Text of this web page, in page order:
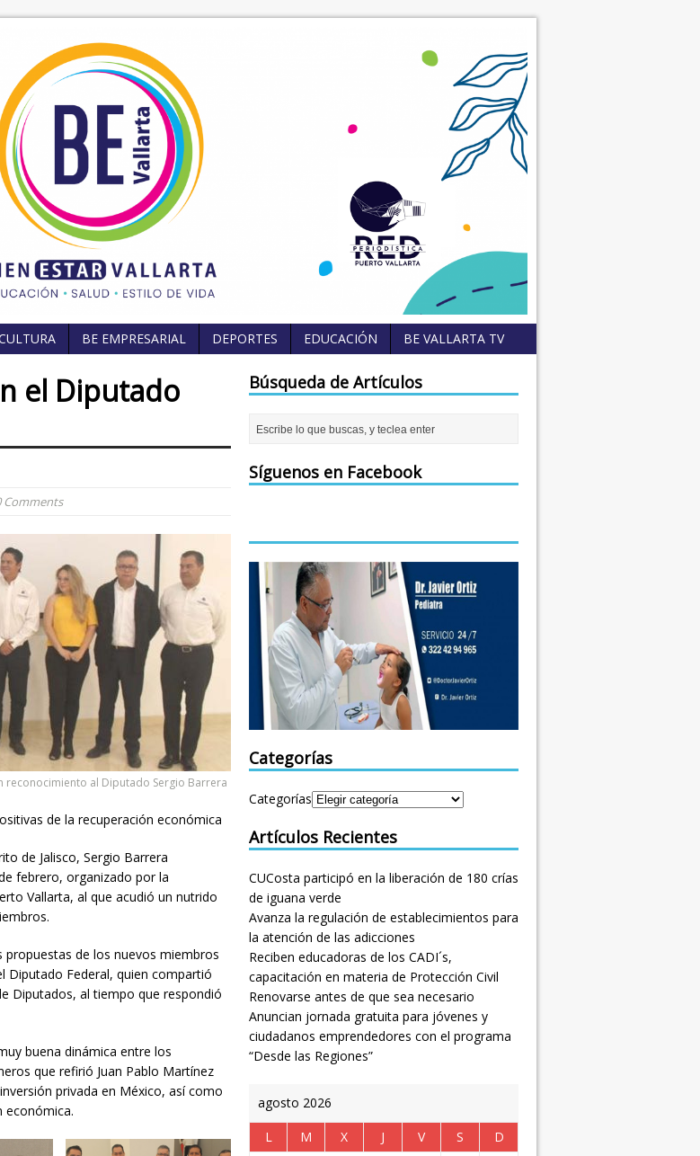
BE EMPRESARIAL DEPORTES EDUCACIÓN BE VALLARTA TV
el Diputado
reconocimiento al Diputado Sergio Barrera
de la recuperación económica
de Jalisco, Sergio Barrera
febrero, organizado por la
Vallarta, al que acudió un nutrido
de los nuevos miembros
Diputado Federal, quien compartió
Diputados, al tiempo que respondió
buena dinámica entre los
que refirió Juan Pablo Martínez
privada en México, así como
económica.
Búsqueda de Artículos
Síguenos en Facebook
Categorías
Categorías
Artículos Recientes
CUCosta participó en la liberación de 180 crías
de iguana verde
Avanza la regulación de establecimientos para
la atención de las adicciones
Reciben educadoras de los CADI´s,
capacitación en materia de Protección Civil
Renovarse antes de que sea necesario
Anuncian jornada gratuita para jóvenes y
ciudadanos emprendedores con el programa
“Desde las Regiones”
agosto 2026
L
M X J V S
D